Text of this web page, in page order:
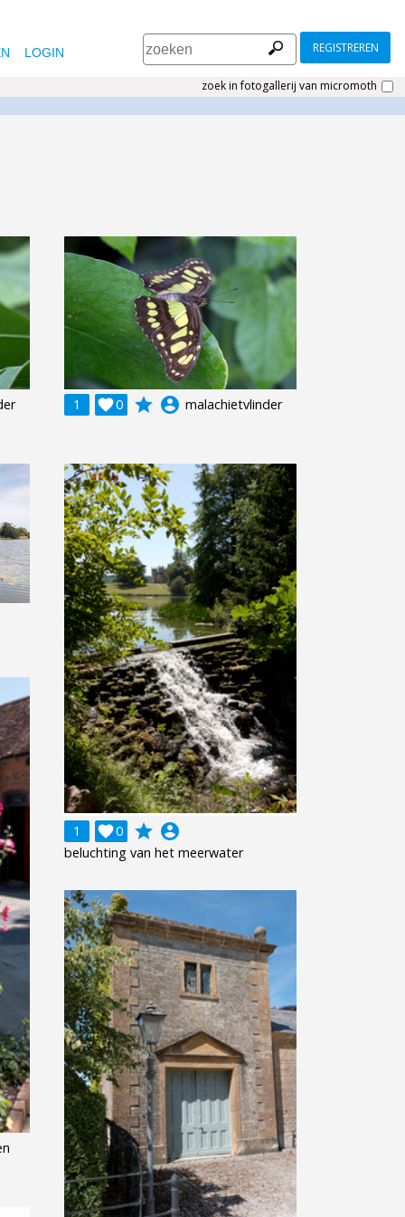
LOGIN REGISTREREN
zoek in fotogallerij van micromoth
1 0
 grade account_circle malachietvlinder
1 0
 grade account_circle
beluchting van het meerwater